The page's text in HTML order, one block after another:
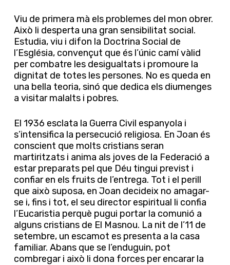
Viu de primera mà els problemes del mon obrer.
Això li desperta una gran sensibilitat social.
Estudia, viu i difon la Doctrina Social de
l’Església, convençut que és l’únic camí vàlid
per combatre les desigualtats i promoure la
dignitat de totes les persones. No es queda en
una bella teoria, sinó que dedica els diumenges
a visitar malalts i pobres.
El 1936 esclata la Guerra Civil espanyola i
s’intensifica la persecució religiosa. En Joan és
conscient que molts cristians seran
martiritzats i anima als joves de la Federació a
estar preparats pel que Déu tingui previst i
confiar en els fruits de l’entrega. Tot i el perill
que això suposa, en Joan decideix no amagar-
se i, fins i tot, el seu director espiritual li confia
l’Eucaristia perquè pugui portar la comunió a
alguns cristians de El Masnou. La nit de l’11 de
setembre, un escamot es presenta a la casa
familiar. Abans que se l’enduguin, pot
combregar i això li dona forces per encarar la